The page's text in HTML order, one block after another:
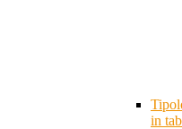
in